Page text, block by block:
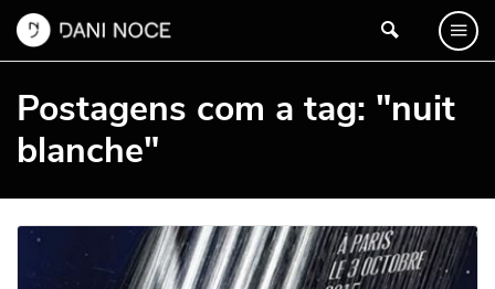
Postagens com a tag: "nuit
blanche"